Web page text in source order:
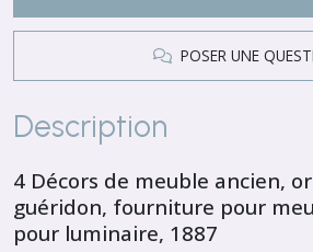
POSER UNE
Description
4 Décors de meuble ancien,
guéridon, fourniture pour
pour luminaire, 1887